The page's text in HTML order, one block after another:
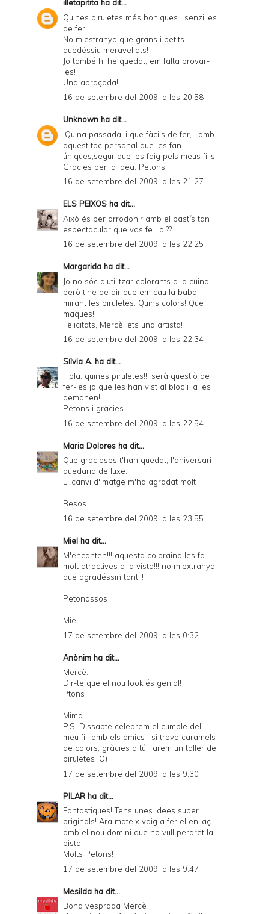
illetapitita ha dit...
Quines piruletes més boniques i senzilles
de fer!
No m'estranya que grans i petits
quedéssiu meravellats!
Jo també hi he quedat, em falta provar-
les!
Una abraçada!
16 de setembre del 2009, a les 20:58
Unknown ha dit...
¡Quina passada! i que fàcils de fer, i amb
aquest toc personal que les fan
úniques,segur que les faig pels meus fills.
Gracies per la idea. Petons
16 de setembre del 2009, a les 21:27
ELS PEIXOS ha dit...
Això és per arrodonir amb el pastís tan
espectacular que vas fe , oi??
16 de setembre del 2009, a les 22:25
Margarida ha dit...
Jo no sóc d'utilitzar colorants a la cuina,
però t'he de dir que em cau la baba
mirant les piruletes. Quins colors! Que
maques!
Felicitats, Mercè, ets una artista!
16 de setembre del 2009, a les 22:34
Sílvia A. ha dit...
Hola: quines piruletes!!! serà qüestiò de
fer-les ja que les han vist al bloc i ja les
demanen!!!
Petons i gràcies
16 de setembre del 2009, a les 22:54
Maria Dolores ha dit...
Que gracioses t'han quedat, l'aniversari
quedaria de luxe.
El canvi d'imatge m'ha agradat molt
Besos
16 de setembre del 2009, a les 23:55
Miel ha dit...
M'encanten!!! aquesta coloraina les fa
molt atractives a la vista!!! no m'extranya
que agradéssin tant!!!
Petonassos
Miel
17 de setembre del 2009, a les 0:32
Anònim ha dit...
Mercè:
Dir-te que el nou look és genial!
Ptons
Mima
P.S: Dissabte celebrem el cumple del
meu fill amb els amics i si trovo caramels
de colors, gràcies a tú, farem un taller de
piruletes :O)
17 de setembre del 2009, a les 9:30
PILAR ha dit...
Fantastiques! Tens unes idees super
originals! Ara mateix vaig a fer el enllaç
amb el nou domini que no vull perdret la
pista.
Molts Petons!
17 de setembre del 2009, a les 9:47
Mesilda ha dit...
Bona vesprada Mercè